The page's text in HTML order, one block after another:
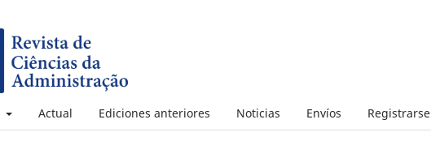
Actual Ediciones anteriores Noticias Envíos Registrarse